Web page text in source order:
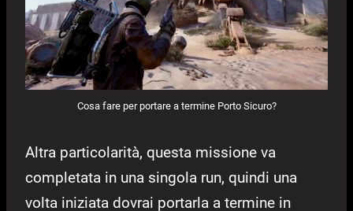
Cosa fare per portare a termine Porto Sicuro?
Altra particolarità, questa missione va
completata in una singola run, quindi una
volta iniziata dovrai portarla a termine in